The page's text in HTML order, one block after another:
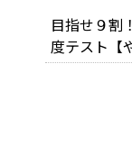
目指せ９割
度テスト【